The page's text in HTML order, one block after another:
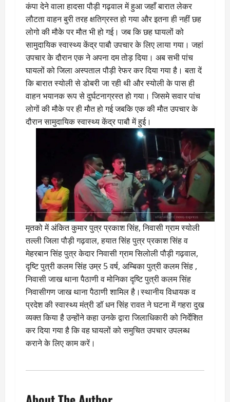
कंपा देने वाला हादसा पौड़ी गढ़वाल में हुआ जहाँ बारात लेकर
लौटता वाहन बुरी तरह क्षतिग्रस्त हो गया और इतना ही नहीं छह
लोगो की मौके पर मौत भी हो गई। जब कि छह घायलों को
सामुदायिक स्वास्थ्य केंद्र पाबौ उपचार के लिए लाया गया। जहां
उपचार के दौरान एक ने अपना दम तोड़ दिया। अब सभी पांच
घायलों को जिला अस्पताल पौड़ी रेफर कर दिया गया है। बता दें
कि बारात स्योली से डोबरी जा रही थी और स्योली के पास ही
वाहन भयानक रूप से दुर्घटनाग्रस्त हो गया। जिसमे सवार पांच
लोगों की मौके पर ही मौत हो गई जबकि एक की मौत उपचार के
दौरान सामुदायिक स्वास्थ्य केंद्र पाबौ में हुई।
मृतको में अंकित कुमार पुत्र प्रकाश सिंह, निवासी ग्राम स्योली
तल्ली जिला पौड़ी गढ़वाल, हयात सिंह पुत्र प्रकाश सिंह व
मेहरबान सिंह पुत्र केदार निवासी ग्राम सिलोली पौड़ी गढ़वाल,
दृष्टि पुत्री कलम सिंह उम्र 5 वर्ष, अम्बिका पुत्री कलम सिंह ,
निवासी जाख थाना पैठाणी व मोनिका दृष्टि पुत्री कलम सिंह
निवासीगण जाख थाना पैठाणी शामिल है।स्थानीय विधायक व
प्रदेश की स्वास्थ्य मंत्री डॉ धन सिंह रावत ने घटना में गहरा दुख
व्यक्त किया है उन्होंने कहा उनके द्वारा जिलाधिकारी को निर्देशित
कर दिया गया है कि वह घायलों को समुचित उपचार उपलब्ध
कराने के लिए काम करें।